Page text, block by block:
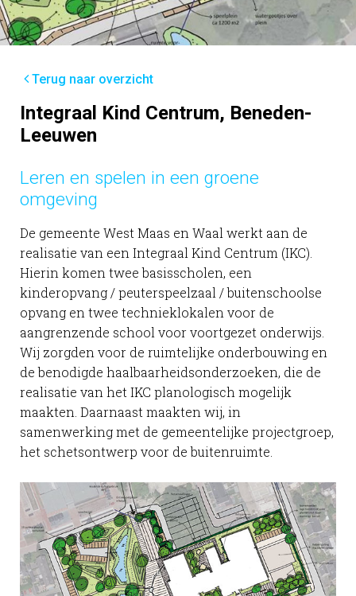
Terug naar overzicht
Integraal Kind Centrum, Beneden-
Leeuwen
Leren en spelen in een groene
omgeving
De gemeente West Maas en Waal werkt aan de
realisatie van een Integraal Kind Centrum (IKC).
Hierin komen twee basisscholen, een
kinderopvang / peuterspeelzaal / buitenschoolse
opvang en twee technieklokalen voor de
aangrenzende school voor voortgezet onderwijs.
Wij zorgden voor de ruimtelijke onderbouwing en
de benodigde haalbaarheidsonderzoeken, die de
realisatie van het IKC planologisch mogelijk
maakten. Daarnaast maakten wij, in
samenwerking met de gemeentelijke projectgroep,
het schetsontwerp voor de buitenruimte.